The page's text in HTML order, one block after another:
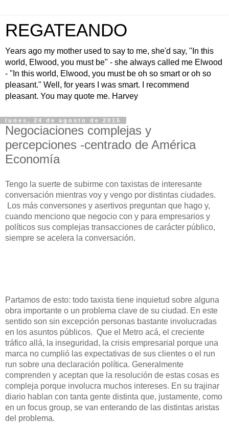
REGATEANDO
Years ago my mother used to say to me, she'd say, "In this
world, Elwood, you must be" - she always called me Elwood
- "In this world, Elwood, you must be oh so smart or oh so
pleasant." Well, for years I was smart. I recommend
pleasant. You may quote me. Harvey
lunes, 24 de agosto de 2015
Negociaciones complejas y
percepciones -centrado de América
Economía
Tengo la suerte de subirme con taxistas de interesante
conversación mientras voy y vengo por distintas ciudades.
Los más conversones y asertivos preguntan que hago y,
cuando menciono que negocio con y para empresarios y
políticos sus complejas transacciones de carácter público,
siempre se acelera la conversación.
Partamos de esto: todo taxista tiene inquietud sobre alguna
obra importante o un problema clave de su ciudad. En este
sentido son sin excepción personas bastante involucradas
en los asuntos públicos. Que el Metro acá, el creciente
tráfico allá, la inseguridad, la crisis empresarial porque una
marca no cumplió las expectativas de sus clientes o el run
run sobre una declaración política. Generalmente
comprenden y aceptan que la resolución de estas cosas es
compleja porque involucra muchos intereses. En su trajinar
diario hablan con tanta gente distinta que, justamente, como
en un focus group, se van enterando de las distintas aristas
del problema.